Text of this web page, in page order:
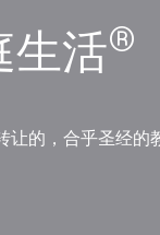
生活®
让的，合乎圣经的